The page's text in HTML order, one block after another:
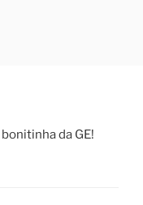
bonitinha da GE!